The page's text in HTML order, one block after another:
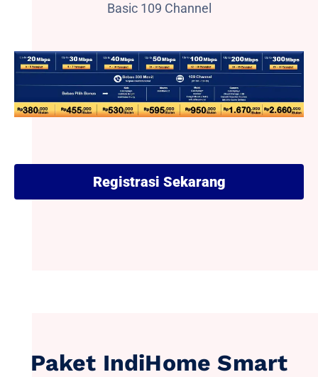
Basic 109 Channel
Registrasi Sekarang
Paket IndiHome Smart